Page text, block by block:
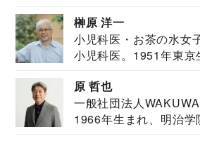
榊原 洋一
小児科医・お茶の水女
小児科医。1951年東京
原 哲也
一般社団法人
JAPAN代表・言語聴覚
1966年生まれ、明治